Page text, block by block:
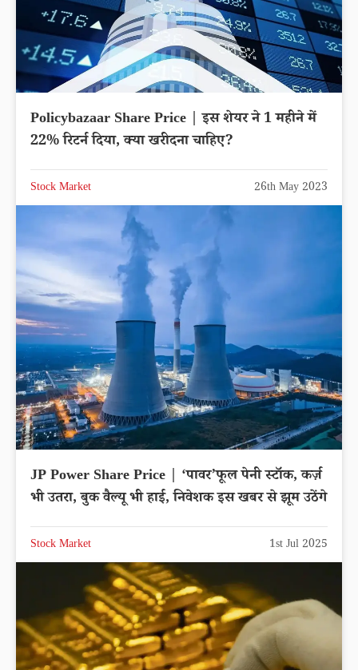
Policybazaar Share Price | इस शेयर ने 1 महीने में
22% रिटर्न दिया, क्या खरीदना चाहिए?
Stock Market 26th May 2023
JP Power Share Price | ‘पावर’फूल पेनी स्टॉक, कर्ज़
भी उतरा, बुक वैल्यू भी हाई, निवेशक इस खबर से झूम उठेंगे
Stock Market 1st Jul 2025